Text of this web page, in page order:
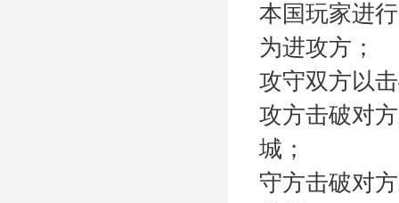
本国玩家进
为进攻方；
攻守双方以
攻方击破对
城；
守方击破对